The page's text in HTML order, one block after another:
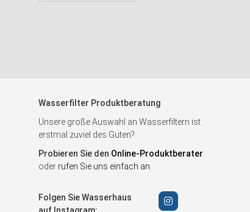
Wasserfilter Produktberatung
Unsere große Auswahl an Wasserfiltern ist
erstmal zuviel des Guten?
Probieren Sie den Online-Produktberater
oder rufen Sie uns einfach an.
Folgen Sie Wasserhaus